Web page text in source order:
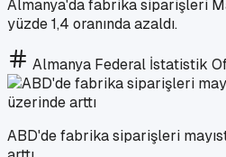
Almanya'da fabrika siparişleri
yüzde 1,4 oranında azaldı.
Almanya Federal İstatistik
ABD'de fabrika siparişleri